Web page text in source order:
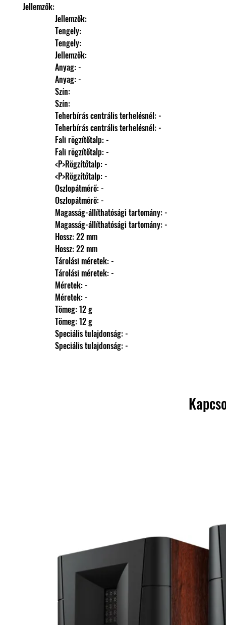
Jellemzők:
                Jellemzők:
                Tengely:
                Tengely:
                Jellemzők:
                Anyag: -
                Anyag: -
                Szín:
                Szín:
                Teherbírás centrális terhelésnél: -
                Teherbírás centrális terhelésnél: -
                Fali rögzítőtalp: -
                Fali rögzítőtalp: -
                <P>Rögzítőtalp: -
                <P>Rögzítőtalp: -
                Oszlopátmérő: -
                Oszlopátmérő: -
                Magasság-állíthatósági tartomány: -
                Magasság-állíthatósági tartomány: -
                Hossz: 22 mm
                Hossz: 22 mm
                Tárolási méretek: -
                Tárolási méretek: -
                Méretek: -
                Méretek: -
                Tömeg: 12 g
                Tömeg: 12 g
                Speciális tulajdonság: -
                Speciális tulajdonság: -